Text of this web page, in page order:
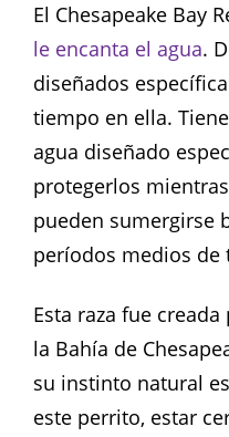
El Chesapeake Bay
le encanta el agua.
diseñados
tiempo en ella.
agua diseñado
protegerlos
pueden sumergirse
períodos medios de
Esta raza fue
la Bahía de
su instinto natural
este perrito, estar